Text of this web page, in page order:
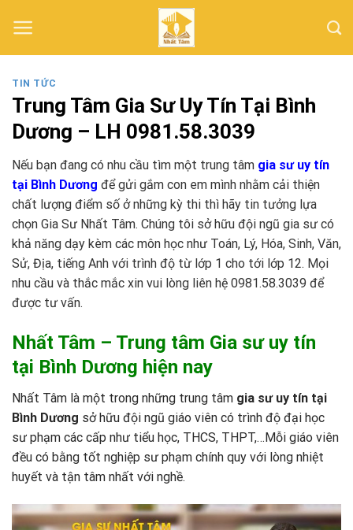
content
TIN TỨC
Trung Tâm Gia Sư Uy Tín Tại Bình
Dương – LH 0981.58.3039
Nếu bạn đang có nhu cầu tìm một trung tâm gia sư uy tín
tại Bình Dương để gửi gắm con em mình nhằm cải thiện
chất lượng điểm số ở những kỳ thi thì hãy tin tưởng lựa
chọn Gia Sư Nhất Tâm. Chúng tôi sở hữu đội ngũ gia sư có
khả năng dạy kèm các môn học như Toán, Lý, Hóa, Sinh, Văn,
Sử, Địa, tiếng Anh với trình độ từ lớp 1 cho tới lớp 12. Mọi
nhu cầu và thắc mắc xin vui lòng liên hệ 0981.58.3039 để
được tư vấn.
Nhất Tâm – Trung tâm Gia sư uy tín
tại Bình Dương hiện nay
Nhất Tâm là một trong những trung tâm gia sư uy tín tại
Bình Dương sở hữu đội ngũ giáo viên có trình độ đại học
sư phạm các cấp như tiểu học, THCS, THPT,…Mỗi giáo viên
đều có bằng tốt nghiệp sư phạm chính quy với lòng nhiệt
huyết và tận tâm nhất với nghề.